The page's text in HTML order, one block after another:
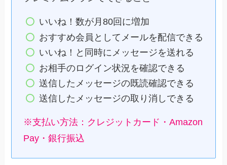
いいね！数が月80回に増加
おすすめ会員としてメールを配信できる
いいね！と同時にメッセージを送れる
お相手のログイン状況を確認できる
送信したメッセージの既読確認できる
送信したメッセージの取り消しできる
※支払い方法：クレジットカード・Amazon
Pay・銀行振込